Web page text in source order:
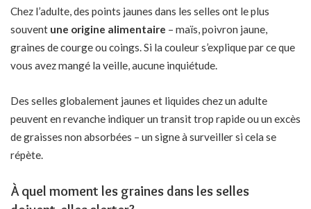
Chez l’adulte, des points jaunes dans les selles ont le plus
souvent une origine alimentaire – maïs, poivron jaune,
graines de courge ou coings. Si la couleur s’explique par ce que
vous avez mangé la veille, aucune inquiétude.
Des selles globalement jaunes et liquides chez un adulte
peuvent en revanche indiquer un transit trop rapide ou un excès
de graisses non absorbées – un signe à surveiller si cela se
répète.
À quel moment les graines dans les selles